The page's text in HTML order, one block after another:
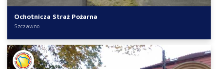
Ochotnicza Straż Pożarna
Szczawno